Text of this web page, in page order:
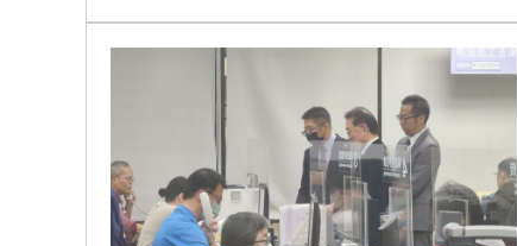
大額拋售，時間點精準到令人不寒而慄，內線交
易質疑迅速延燒。